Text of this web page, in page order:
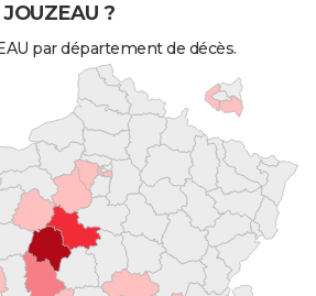
?
par département de décès.